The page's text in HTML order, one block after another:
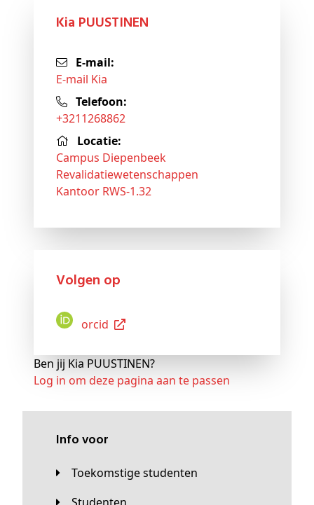
Kia PUUSTINEN
E-mail:
E-mail Kia
Telefoon:
+3211268862
Locatie:
Campus Diepenbeek
Revalidatiewetenschappen
Kantoor RWS-1.32
Volgen op
Orcid
Ben jij Kia PUUSTINEN?
Log in om deze pagina aan te passen
Info voor
Toekomstige studenten